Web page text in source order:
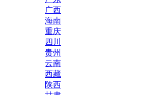
广西
海南
重庆
四川
贵州
云南
西藏
陕西